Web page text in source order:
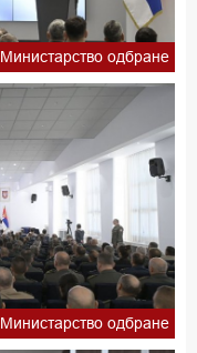
Министарство одбране
Министарство одбране